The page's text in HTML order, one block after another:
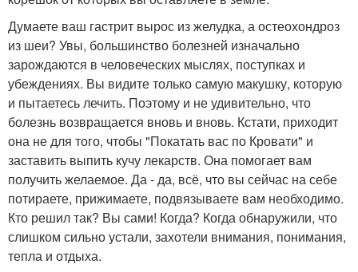
Думаете ваш гастрит вырос из желудка, а остеохондроз
из шеи? Увы, большинство болезней изначально
зарождаются в человеческих мыслях, поступках и
убеждениях. Вы видите только самую макушку, которую
и пытаетесь лечить. Поэтому и не удивительно, что
болезнь возвращается вновь и вновь. Кстати, приходит
она не для того, чтобы "Покатать вас по Кровати" и
заставить выпить кучу лекарств. Она помогает вам
получить желаемое. Да - да, всё, что вы сейчас на себе
потираете, прижимаете, подвязываете вам необходимо.
Кто решил так? Вы сами! Когда? Когда обнаружили, что
слишком сильно устали, захотели внимания, понимания,
тепла и отдыха.